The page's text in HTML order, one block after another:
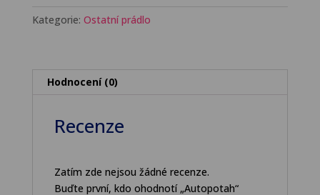
Kategorie: Ostatní prádlo
Hodnocení (0)
Recenze
Zatím zde nejsou žádné recenze.
Buďte první, kdo ohodnotí „Autopotah“